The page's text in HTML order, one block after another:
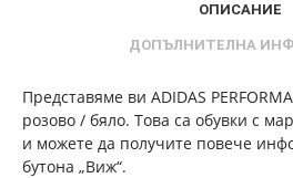
ОПИСАНИЕ
ДОПЪЛНИТЕЛНА
Представяме ви ADIDAS
розово / бяло. Това са обувки с
и можете да получите повече
бутона „Виж“.